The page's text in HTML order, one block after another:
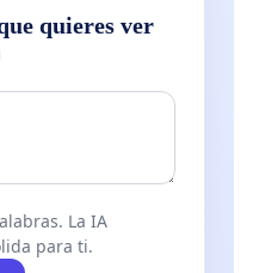
quieres ver
La IA
para ti.